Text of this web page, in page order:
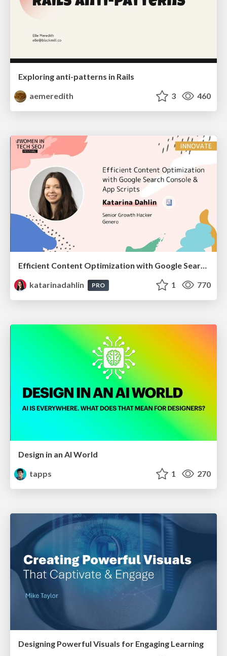
Exploring anti-patterns in Rails
aemeredith
3 460
Efficient Content Optimization with Google Search Console & Apps Script
katarinadahlin
PRO 1 770
Design in an AI World
tapps
1 270
Designing Powerful Visuals for Engaging Learning